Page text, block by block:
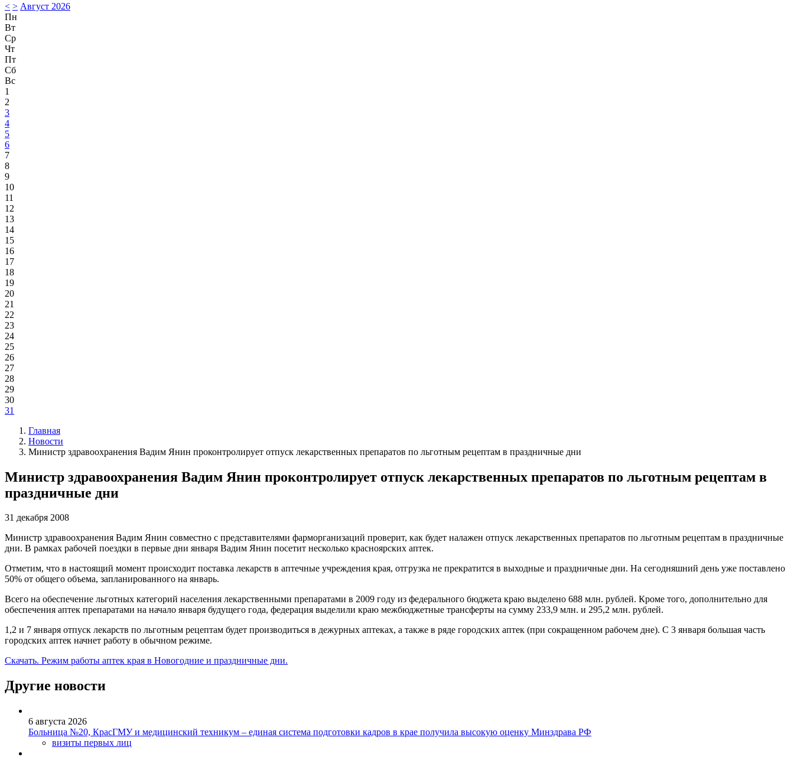
< > Август 2026
Пн
Вт
Ср
Чт
Пт
Сб
Вс
1
2
3
4
5
6
7
8
9
10
11
12
13
14
15
16
17
18
19
20
21
22
23
24
25
26
27
28
29
30
31
Главная
Новости
Министр здравоохранения Вадим Янин проконтролирует отпуск лекарственных препаратов по льготным рецептам в праздничные дни
Министр здравоохранения Вадим Янин проконтролирует отпуск лекарственных препаратов по льготным рецептам в
праздничные дни
31 декабря 2008
Министр здравоохранения Вадим Янин совместно с представителями фарморганизаций проверит, как будет налажен отпуск лекарственных препаратов по льготным рецептам в праздничные
дни. В рамках рабочей поездки в первые дни января Вадим Янин посетит несколько красноярских аптек.
Отметим, что в настоящий момент происходит поставка лекарств в аптечные учреждения края, отгрузка не прекратится в выходные и праздничные дни. На сегодняшний день уже поставлено
50% от общего объема, запланированного на январь.
Всего на обеспечение льготных категорий населения лекарственными препаратами в 2009 году из федерального бюджета краю выделено 688 млн. рублей. Кроме того, дополнительно для
обеспечения аптек препаратами на начало января будущего года, федерация выделили краю межбюджетные трансферты на сумму 233,9 млн. и 295,2 млн. рублей.
1,2 и 7 января отпуск лекарств по льготным рецептам будет производиться в дежурных аптеках, а также в ряде городских аптек (при сокращенном рабочем дне). С 3 января большая часть
городских аптек начнет работу в обычном режиме.
Скачать. Режим работы аптек края в Новогодние и праздничные дни.
Другие новости
6 августа 2026
Больница №20, КрасГМУ и медицинский техникум – единая система подготовки кадров в крае получила высокую оценку Минздрава РФ
визиты первых лиц